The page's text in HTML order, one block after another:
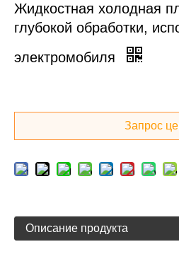
Жидкостная холодная
глубокой обработки,
электромобиля
Запрос
Описание продукта